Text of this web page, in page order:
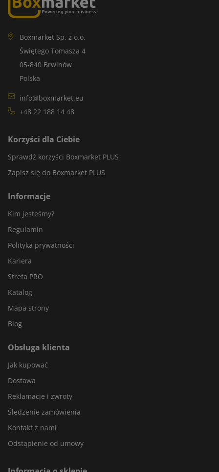
Boxmarket Sp. z o.o.
Świętego Tomasza 4
05-840 Brwinów
Polska
info@boxmarket.eu
+48 22 188 14 48
Korzyści dla Ciebie
Sprawdź korzyści Boxmarket PLUS
Zapisz się do Boxmarket PLUS
Informacje
Kim jesteśmy?
Regulamin
Polityka prywatności
Kariera
Strefa PRO
Katalog
Mapa strony
Blog
Obsługa klienta
Jak kupować
Dostawa
Reklamacje i zwroty
Śledzenie zamówienia
Kontakt z nami
Odstąpienie od umowy